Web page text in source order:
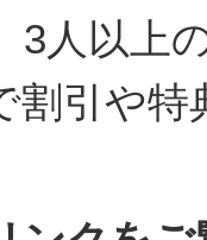
3人以上
割引や